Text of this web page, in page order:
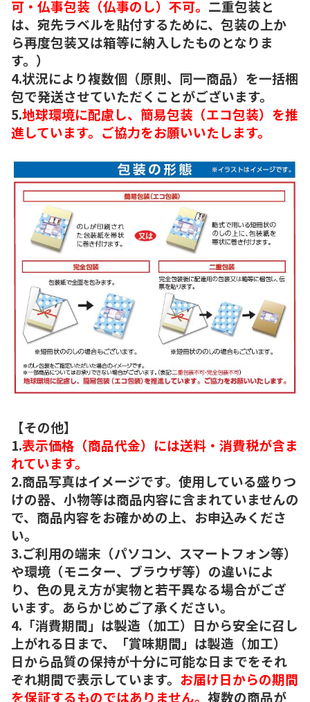
可・仏事包装（仏事のし）不可。 二重包装と
は、宛先ラベルを貼付するために、包装の上か
ら再度包装又は箱等に納入したものとなりま
す。）
4.状況により複数個（原則、同一商品）を一括梱
包で発送させていただくことがございます。
5.地球環境に配慮し、簡易包装（エコ包装）を推
進しています。ご協力をお願いいたします。
【その他】
1.表示価格（商品代金）には送料・消費税が含ま
れています。
2.商品写真はイメージです。使用している盛りつ
けの器、小物等は商品内容に含まれていませんの
で、商品内容をお確かめの上、お申込みくださ
い。
3.ご利用の端末（パソコン、スマートフォン等）
や環境（モニター、ブラウザ等）の違いによ
り、色の見え方が実物と若干異なる場合がござ
います。あらかじめご了承ください。
4.「消費期間」は製造（加工）日から安全に召し
上がれる日まで、「賞味期間」は製造（加工）
日から品質の保持が十分に可能な日までをそれ
ぞれ期間で表示しています。 お届け日からの期間
を保証するものではありません。 複数の商品が